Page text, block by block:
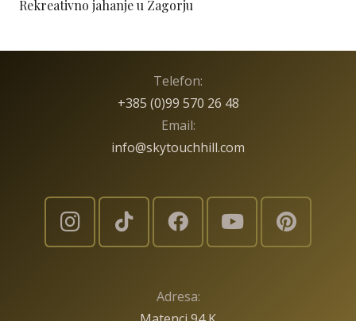
Rekreativno jahanje u Zagorju
Telefon:
+385 (0)99 570 26 48
Email:
info@skytouchhill.com
Adresa: